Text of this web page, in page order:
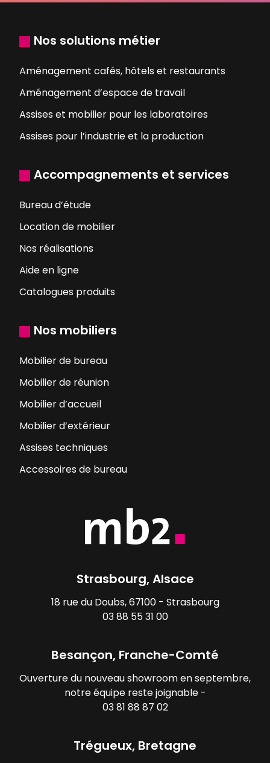
Nos solutions métier
Aménagement cafés, hôtels et restaurants
Aménagement d’espace de travail
Assises et mobilier pour les laboratoires
Assises pour l’industrie et la production
Accompagnements et services
Bureau d’étude
Location de mobilier
Nos réalisations
Aide en ligne
Catalogues produits
Nos mobiliers
Mobilier de bureau
Mobilier de réunion
Mobilier d’accueil
Mobilier d’extérieur
Assises techniques
Accessoires de bureau
Strasbourg, Alsace
18 rue du Doubs, 67100 - Strasbourg
03 88 55 31 00
Besançon, Franche-Comté
Ouverture du nouveau showroom en septembre,
notre équipe reste joignable -
03 81 88 87 02
Trégueux, Bretagne